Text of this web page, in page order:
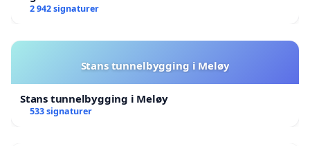
2 942 signaturer
Stans tunnelbygging i Meløy
Stans tunnelbygging i Meløy
533 signaturer